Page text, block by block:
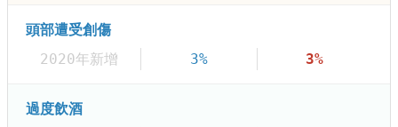
頭部遭受創傷
2020年新增 3% 3%
過度飲酒